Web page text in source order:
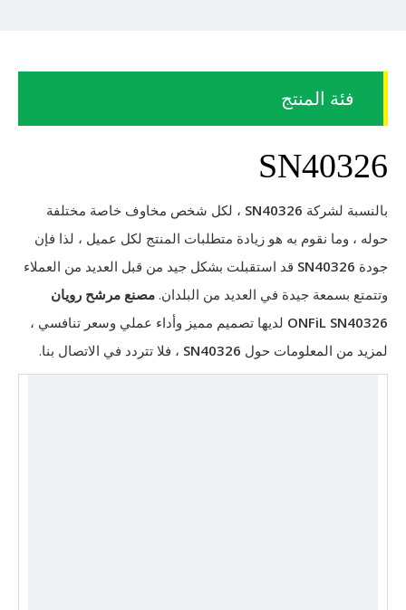
فئة المنتج
SN40326
بالنسبة لشركة SN40326 ، لكل شخص مخاوف خاصة مختلفة
حوله ، وما نقوم به هو زيادة متطلبات المنتج لكل عميل ، لذا فإن
جودة SN40326 قد استقبلت بشكل جيد من قبل العديد من العملاء
وتتمتع بسمعة جيدة في العديد من البلدان. مصنع مرشح رويان
ONFiL SN40326
لديها تصميم مميز وأداء عملي وسعر تنافسي ،
لمزيد من المعلومات حول SN40326 ، فلا تتردد في الاتصال بنا.